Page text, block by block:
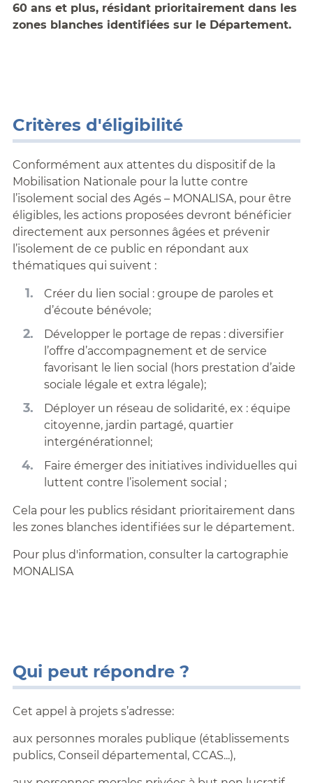
60 ans et plus, résidant prioritairement dans les
zones blanches identifiées sur le Département.
Critères d'éligibilité
Conformément aux attentes du dispositif de la
Mobilisation Nationale pour la lutte contre
l’isolement social des Agés – MONALISA, pour être
éligibles, les actions proposées devront bénéficier
directement aux personnes âgées et prévenir
l’isolement de ce public en répondant aux
thématiques qui suivent :
Créer du lien social : groupe de paroles et
d’écoute bénévole;
Développer le portage de repas : diversifier
l’offre d’accompagnement et de service
favorisant le lien social (hors prestation d’aide
sociale légale et extra légale);
Déployer un réseau de solidarité, ex : équipe
citoyenne, jardin partagé, quartier
intergénérationnel;
Faire émerger des initiatives individuelles qui
luttent contre l’isolement social ;
Cela pour les publics résidant prioritairement dans
les zones blanches identifiées sur le département.
Pour plus d'information, consulter la cartographie
MONALISA
Qui peut répondre ?
Cet appel à projets s’adresse:
aux personnes morales publique (établissements
publics, Conseil départemental, CCAS...),